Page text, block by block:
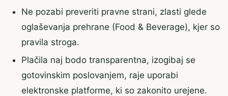
Ne pozabi preveriti pravne strani, zlasti glede
oglaševanja prehrane (Food & Beverage), kjer so
pravila stroga.
Plačila naj bodo transparentna, izogibaj se
gotovinskim poslovanjem, raje uporabi
elektronske platforme, ki so zakonito urejene.